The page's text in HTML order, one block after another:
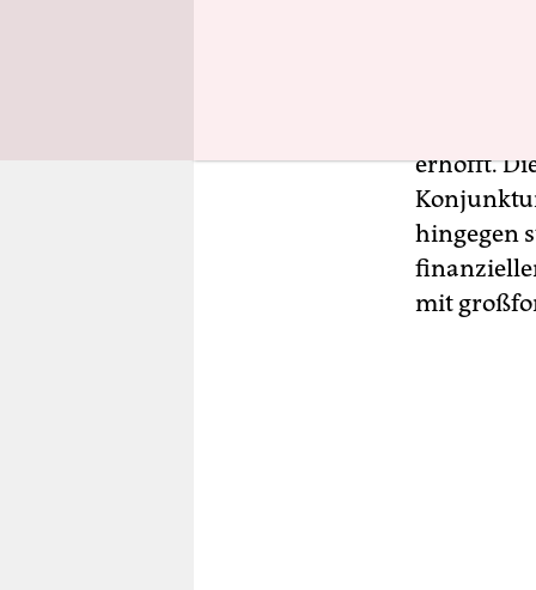
Der IWF
erhofft.
hingegen
mit